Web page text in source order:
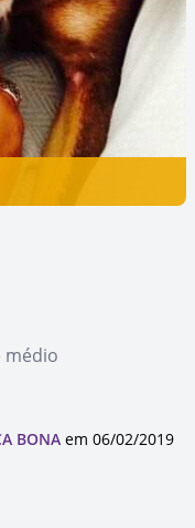
BONA em 06/02/2019